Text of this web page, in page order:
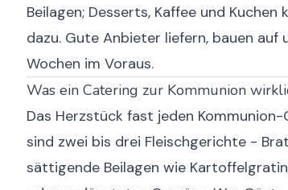
Beilagen; Desserts, Kaffee und
dazu. Gute Anbieter liefern, bauen auf
Wochen im Voraus.
Was ein Catering zur Kommunion
Das Herzstück fast jeden
sind zwei bis drei Fleischgerichte -
sättigende Beilagen wie